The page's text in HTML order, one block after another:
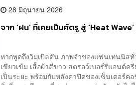
28 มิถุนายน 2026
จาก ‘ฝน’ ที่เคยเป็นศัตรู สู่ ‘Heat
หากพูดถึงวิมเบิลดัน ภาพจำของแฟนเทนนิ
เขียวเข้ม เสื้อผ้าสีขาว สตรอว์เบอร์รีแอนด์ค
เป็นระยะ พร้อมกับหลังคาปิดของเซ็นเตอร์